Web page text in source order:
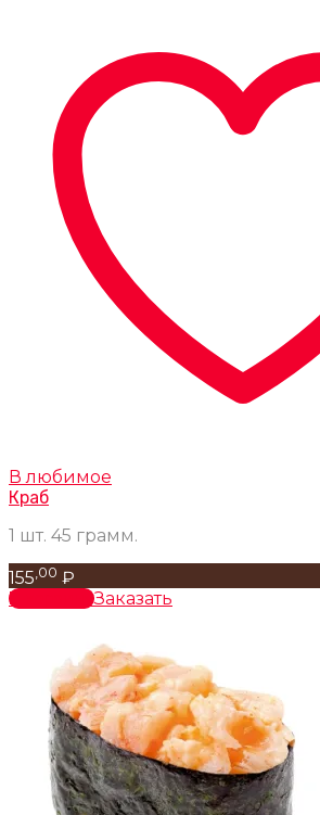
В любимое
Краб
1 шт. 45 грамм.
155 ,00 ₽
В корзинуЗаказать